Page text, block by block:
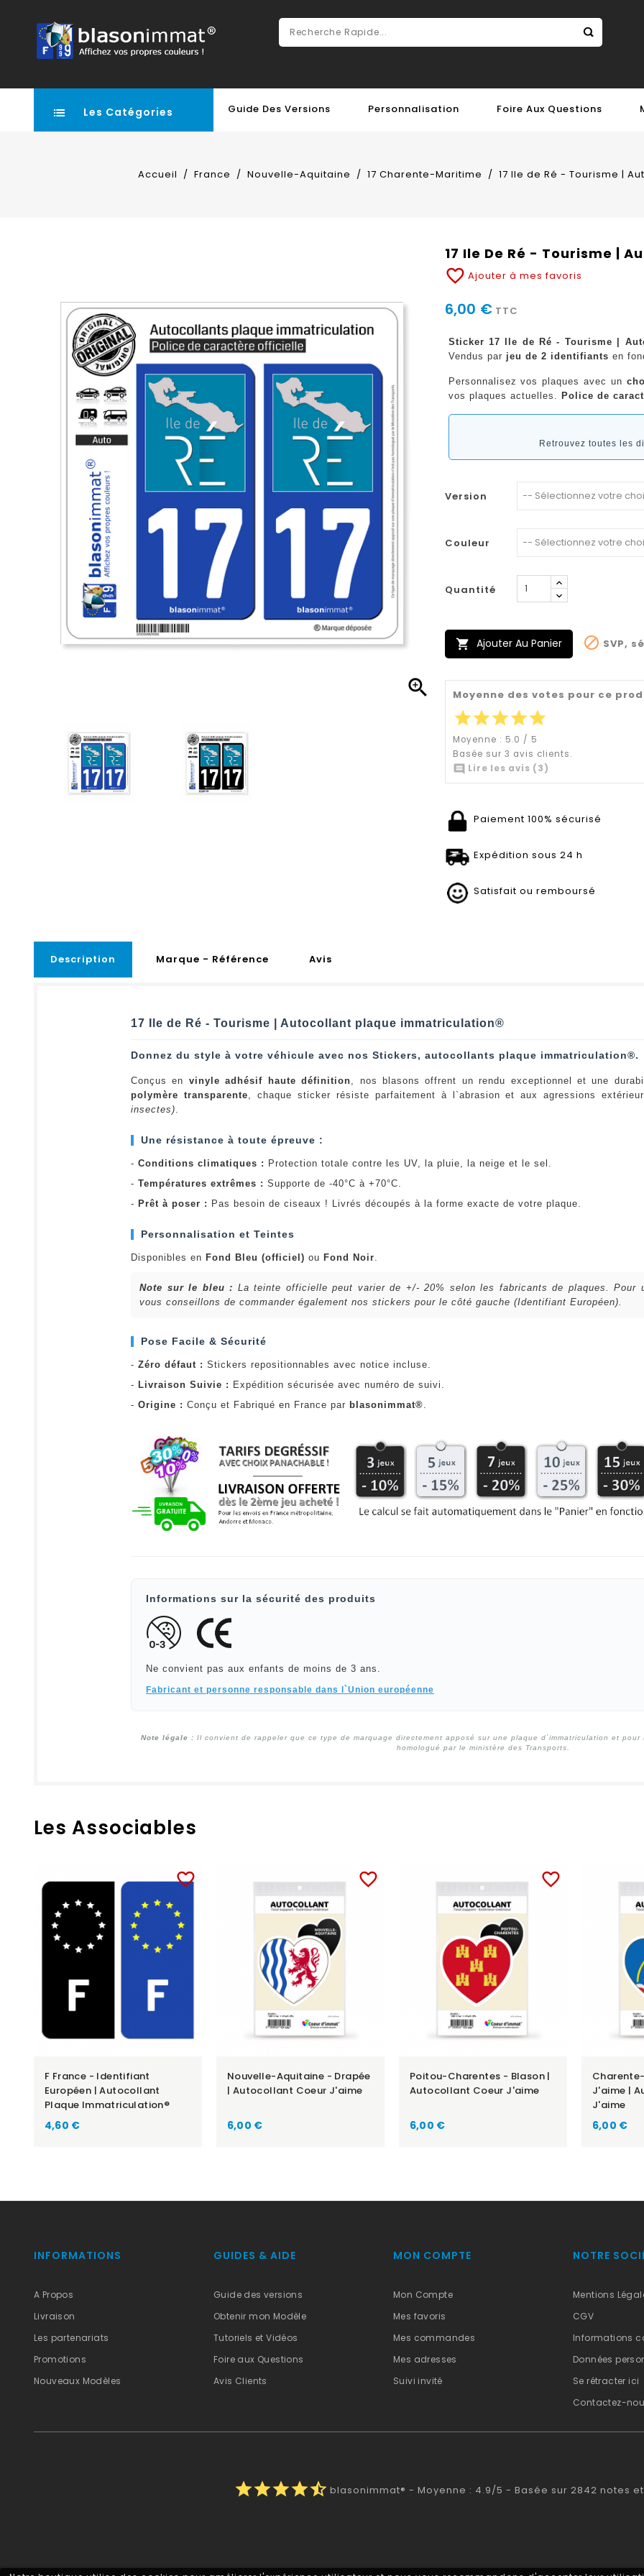
Les Catégories Guide Des Versions Personnalisation Foire Aux Questions
Accueil France Nouvelle-Aquitaine 17 Charente-Maritime 17 Ile de Ré - Tourisme |

17 Ile De Ré - Tourisme |
favorite_border Ajouter à mes favoris
6,00 € TTC
Sticker 17 Ile de Ré - Tourisme |
Vendus par jeu de 2 identifiants en
Personnalisez vos plaques avec un
vos plaques actuelles.
Police de
Retrouvez toutes les
Version
Couleur
Quantité
 Ajouter Au Panier  SVP,
Moyenne des votes pour ce
starstarstarstarstar
Moyenne : 5.0 / 5
Basée sur 3 avis clients.
 Lire les avis (3)
Paiement 100% sécurisé
Expédition sous 24 h
Satisfait ou remboursé
Description Marque - Référence Avis
17 Ile de Ré - Tourisme | Autocollant plaque immatriculation®
Donnez du style à votre véhicule avec nos Stickers, autocollants plaque immatriculation®.
Conçus en vinyle adhésif haute définition , nos blasons offrent un rendu exceptionnel et une
polymère transparente , chaque sticker résiste parfaitement à l`abrasion et aux agressions
insectes)
Une résistance à toute épreuve :
- Conditions climatiques : Protection totale contre les UV, la pluie, la neige et le sel.
- Températures extrêmes : Supporte de -40°C à +70°C.
- Prêt à poser : Pas besoin de ciseaux ! Livrés découpés à la forme exacte de votre plaque.
Personnalisation et Teintes
Disponibles en Fond Bleu (officiel) ou Fond Noir
Note sur le bleu : La teinte officielle peut varier de +/- 20% selon les fabricants de plaques. Pour
vous conseillons de commander également nos stickers pour le côté gauche (Identifiant Européen).
Pose Facile & Sécurité
- Zéro défaut : Stickers repositionnables avec notice incluse.
- Livraison Suivie : Expédition sécurisée avec numéro de suivi.
- Origine : Conçu et Fabriqué en France par blasonimmat®
Informations sur la sécurité des produits
Ne convient pas aux enfants de moins de 3 ans.
Fabricant et personne responsable dans l`Union européenne
Note légale : Il convient de rappeler que ce type de marquage directement apposé sur une plaque d`immatriculation et
homologué par le ministère des Transports.
Les Associables
favorite_border
F France - Identifiant
Européen | Autocollant
Plaque Immatriculation®
Prix
4,60 €
favorite_border
Nouvelle-Aquitaine - Drapée
| Autocollant Coeur J'aime
Prix
6,00 €
favorite_border
Poitou-Charentes - Blason |
Autocollant Coeur J'aime
Prix
6,00 €
J'aime |
J'aime
Prix
6,00 €
INFORMATIONS
A Propos
Livraison
Les partenariats
Promotions
Nouveaux Modèles
GUIDES & AIDE
Guide des versions
Obtenir mon Modèle
Tutoriels et Vidéos
Foire aux Questions
Avis Clients
MON COMPTE
Mon Compte
Mes favoris
Mes commandes
Mes adresses
Suivi invité
NOTRE
Mentions
CGV
Informations
Données
Se rétracter ici
Contactez-
starstarstarstarstar_half blasonimmat® - Moyenne : 4.9/5 - Basée sur 2842 notes et